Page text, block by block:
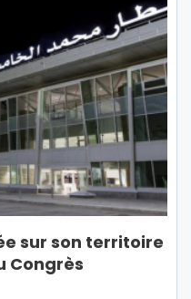
sur son territoire
Congrès